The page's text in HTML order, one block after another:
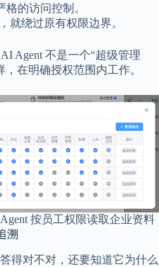
的访问控制。
就绕过原有权限边界。
Agent 不是一个“超级管理
在明确授权范围内工作。
按员工权限读取企业资料
溯
得对不对，还要知道它为什么